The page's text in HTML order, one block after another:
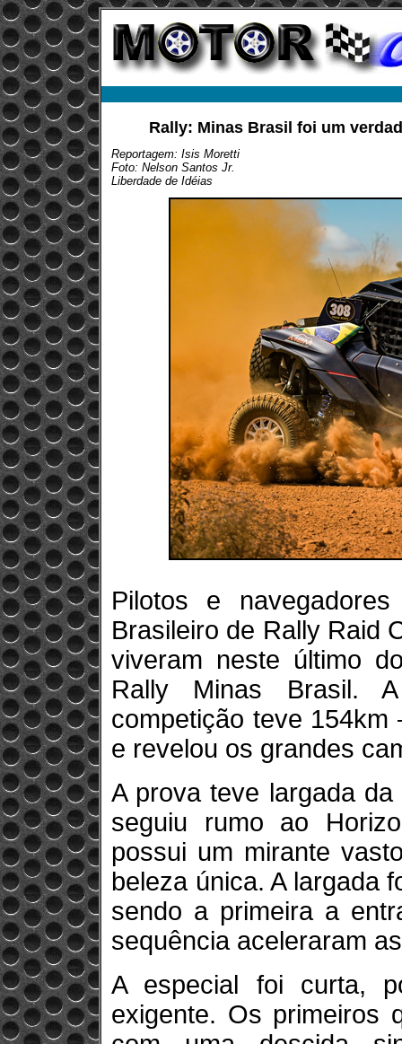
Rally: Minas Brasil foi um
Reportagem: Isis Moretti
Foto: Nelson Santos Jr.
Liberdade de Idéias
Pilotos e
Brasileiro de Rally Raid
viveram neste último
Rally Minas Brasil.
competição teve
e revelou os grandes
A prova teve largada
seguiu rumo ao
possui um mirante
beleza única. A largada
sendo a primeira a
sequência aceleraram
A especial foi curta,
exigente. Os primeiros